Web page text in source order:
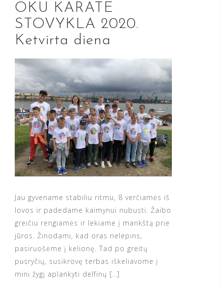
OKU KARATE
STOVYKLA 2020.
Ketvirta diena
Jau gyvename stabiliu ritmu, 8 verčiamės iš
lovos ir padedame kaimynui nubusti. Žaibo
greičiu rengiamės ir lekiame į mankštą prie
jūros. Žinodami, kad oras nelepins,
pasiruošėme į kelionę. Tad po greitų
pusryčių, susikrovę terbas iškeliavome į
mini žygį aplankyti delfinų […]